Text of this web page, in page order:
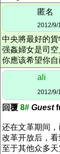
匿名
2012/9/
中央將最好的
强姦婦女是司
你應该希望你
ali
2012/9/
回覆 8# Guest
还在文革期间
改革开放后，
至于其他众多天